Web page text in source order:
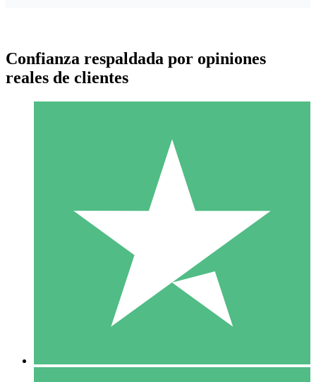
Paquetes de Créditos Individuales
Paga según el uso con créditos de descarga. Sin compromiso
10 00
Confianza respaldada por opiniones
reales de clientes